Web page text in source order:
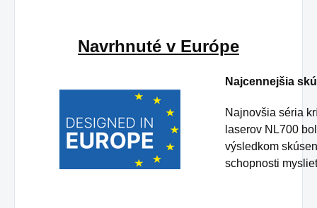
Navrhnuté v Európe
Najcennejšia
Najnovšia séria
laserov NL700
výsledkom
schopnosti